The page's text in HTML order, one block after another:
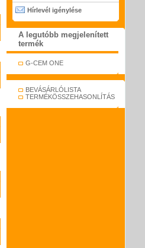
Hírlevél igénylése
A legutóbb megjelenített
termék
G-CEM ONE
BEVÁSÁRLÓLISTA
TERMÉKÖSSZEHASONLÍTÁS